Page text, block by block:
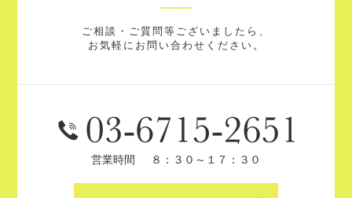
ご相談・ご質問等ございましたら、
お気軽にお問い合わせください。
営業時間 ８：３０～１７：３０